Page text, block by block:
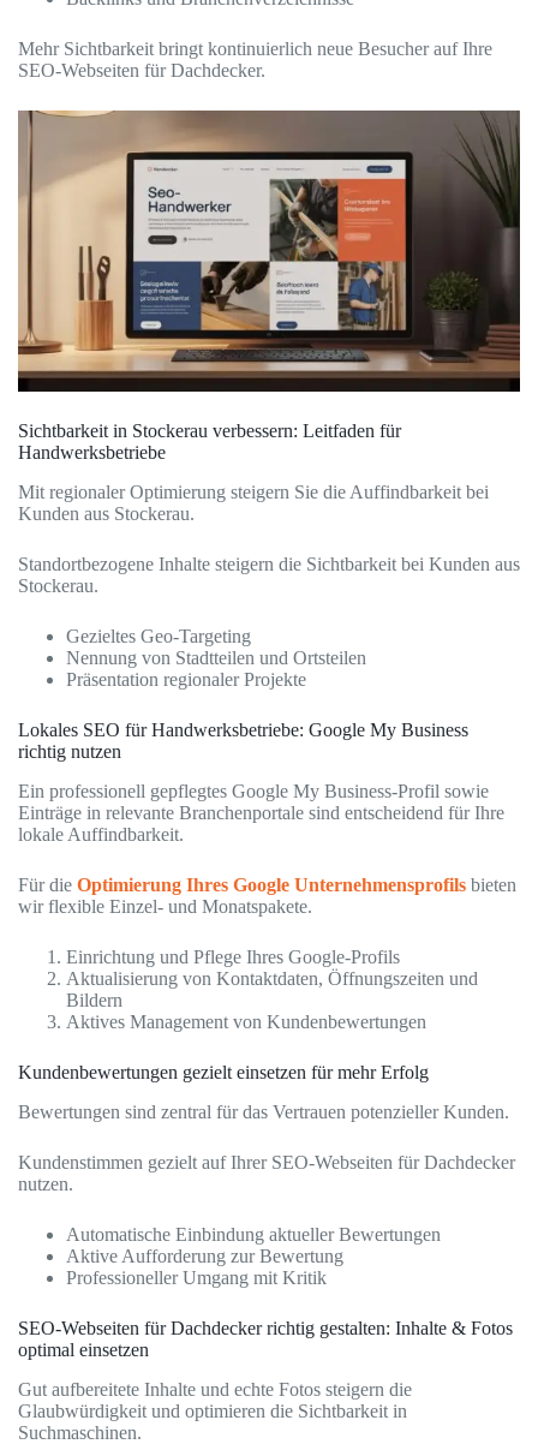
Mehr Sichtbarkeit bringt kontinuierlich neue Besucher auf Ihre
SEO-Webseiten für Dachdecker.
Sichtbarkeit in Stockerau verbessern: Leitfaden für
Handwerksbetriebe
Mit regionaler Optimierung steigern Sie die Auffindbarkeit bei
Kunden aus Stockerau.
Standortbezogene Inhalte steigern die Sichtbarkeit bei Kunden aus
Stockerau.
Gezieltes Geo-Targeting
Nennung von Stadtteilen und Ortsteilen
Präsentation regionaler Projekte
Lokales SEO für Handwerksbetriebe: Google My Business
richtig nutzen
Ein professionell gepflegtes Google My Business-Profil sowie
Einträge in relevante Branchenportale sind entscheidend für Ihre
lokale Auffindbarkeit.
Für die Optimierung Ihres Google Unternehmensprofils bieten
wir flexible Einzel- und Monatspakete.
Einrichtung und Pflege Ihres Google-Profils
Aktualisierung von Kontaktdaten, Öffnungszeiten und
Bildern
Aktives Management von Kundenbewertungen
Kundenbewertungen gezielt einsetzen für mehr Erfolg
Bewertungen sind zentral für das Vertrauen potenzieller Kunden.
Kundenstimmen gezielt auf Ihrer SEO-Webseiten für Dachdecker
nutzen.
Automatische Einbindung aktueller Bewertungen
Aktive Aufforderung zur Bewertung
Professioneller Umgang mit Kritik
SEO-Webseiten für Dachdecker richtig gestalten: Inhalte & Fotos
optimal einsetzen
Gut aufbereitete Inhalte und echte Fotos steigern die
Glaubwürdigkeit und optimieren die Sichtbarkeit in
Suchmaschinen.